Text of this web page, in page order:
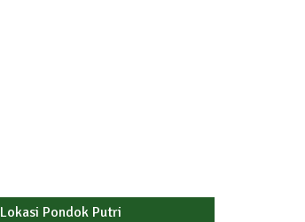
Lokasi Pondok Putri